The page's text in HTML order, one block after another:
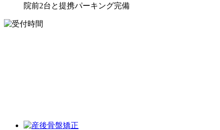
院前2台と提携パーキング完備